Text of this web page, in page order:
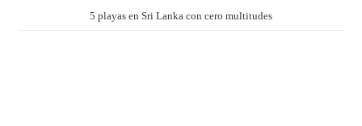
5 playas en Sri Lanka con cero multitudes